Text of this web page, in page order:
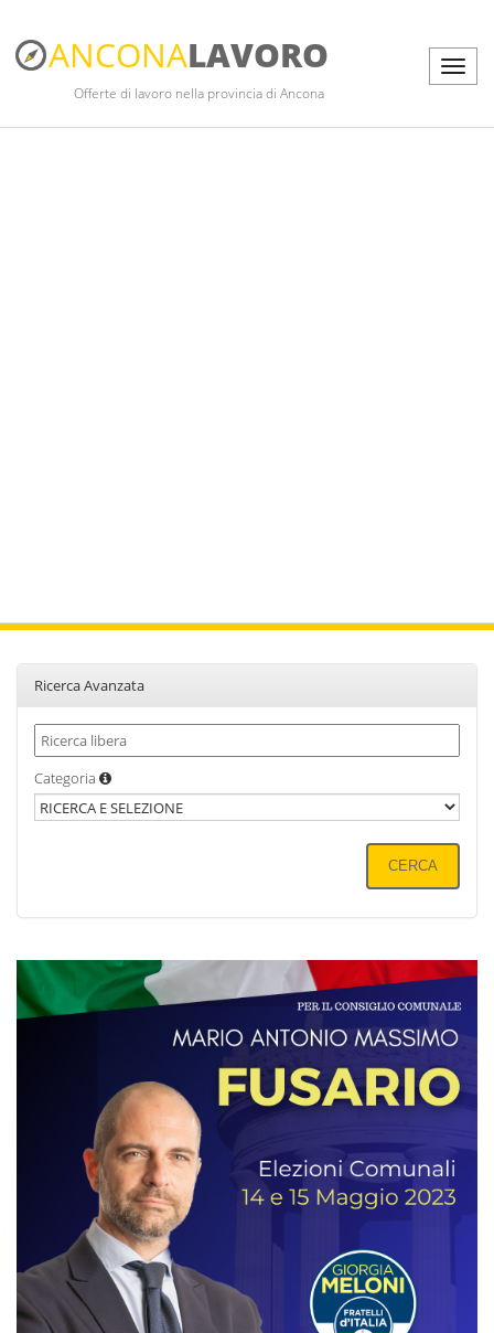
ANCONALAVORO
Offerte di lavoro nella provincia di Ancona
Ricerca Avanzata
Categoria